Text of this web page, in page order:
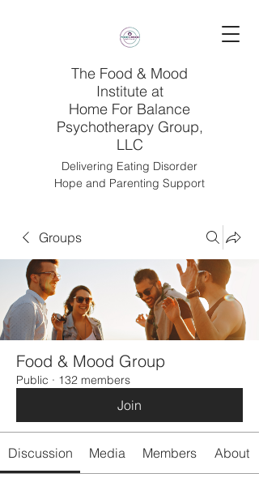
The Food & Mood
Institute at
Home For Balance
Psychotherapy Group,
LLC
Delivering Eating Disorder
Hope and Parenting Support
Groups
Food & Mood Group
Public · 132 members
Join
Discussion Media Members About